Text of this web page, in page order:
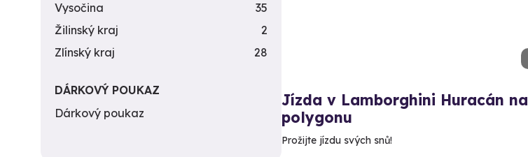
Jízda v Lamborghini Huracán na
polygonu
Prožijte jízdu svých snů!
Vysočina
35
Žilinský kraj
2
Zlínský kraj
28
DÁRKOVÝ POUKAZ
Dárkový poukaz